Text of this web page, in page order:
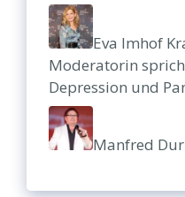
Eva Imhof
Moderatorin
Depression und
Manfred